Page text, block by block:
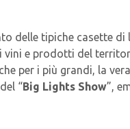
delle tipiche casette
e prodotti del
per i più grandi, la
“Big Lights Show”,